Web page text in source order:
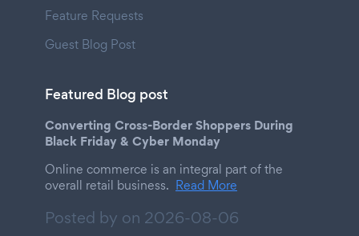
Feature Requests
Guest Blog Post
Featured Blog post
Converting Cross-Border Shoppers During
Black Friday & Cyber Monday
Online commerce is an integral part of the
overall retail business. Read More
Posted by on 2026-08-06